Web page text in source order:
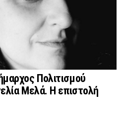
Πολιτισμού
Μελά. Η επιστολή